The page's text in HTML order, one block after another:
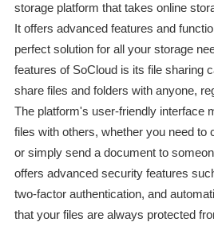
storage platform that takes online
It offers advanced features and
perfect solution for all your storage
features of SoCloud is its file sharing
share files and folders with anyone,
The platform's user-friendly interface
files with others, whether you need to
or simply send a document to
offers advanced security features
two-factor authentication, and
that your files are always protected